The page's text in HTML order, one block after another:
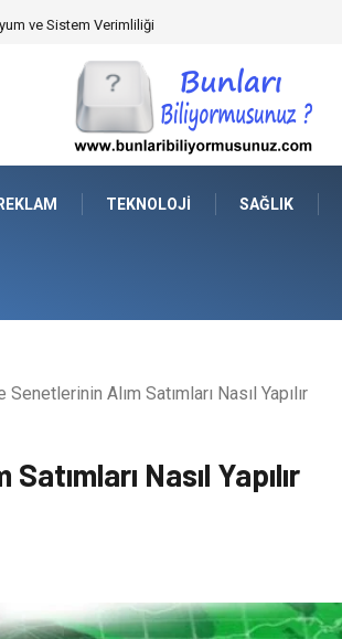
ve Sistem Verimliliği
TEKNOLOJI SAĞLIK
Alım Satımları Nasıl Yapılır
Nasıl Yapılır